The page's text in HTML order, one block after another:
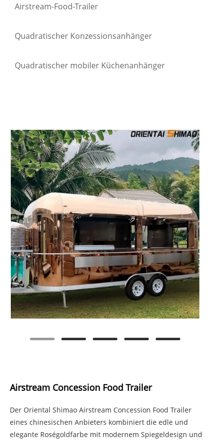
Airstream-Food-Trailer
Quadratischer Konzessionsanhänger
Quadratischer mobiler Küchenanhänger
Airstream Concession Food Trailer
Der Oriental Shimao Airstream Concession Food Trailer
eines chinesischen Anbieters kombiniert die edle und
elegante Roségoldfarbe mit modernem Spiegeldesign und